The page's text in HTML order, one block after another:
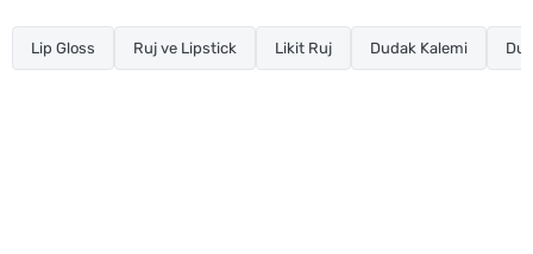
Lip Gloss Ruj ve Lipstick Likit Ruj Dudak Kalemi